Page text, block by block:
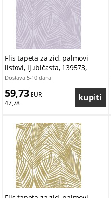
Flis tapeta za zid, palmovi
listovi, ljubičasta, 139573,
Bloom, Esta Home
Dostava 5-10 dana
59,73 EUR
47,78